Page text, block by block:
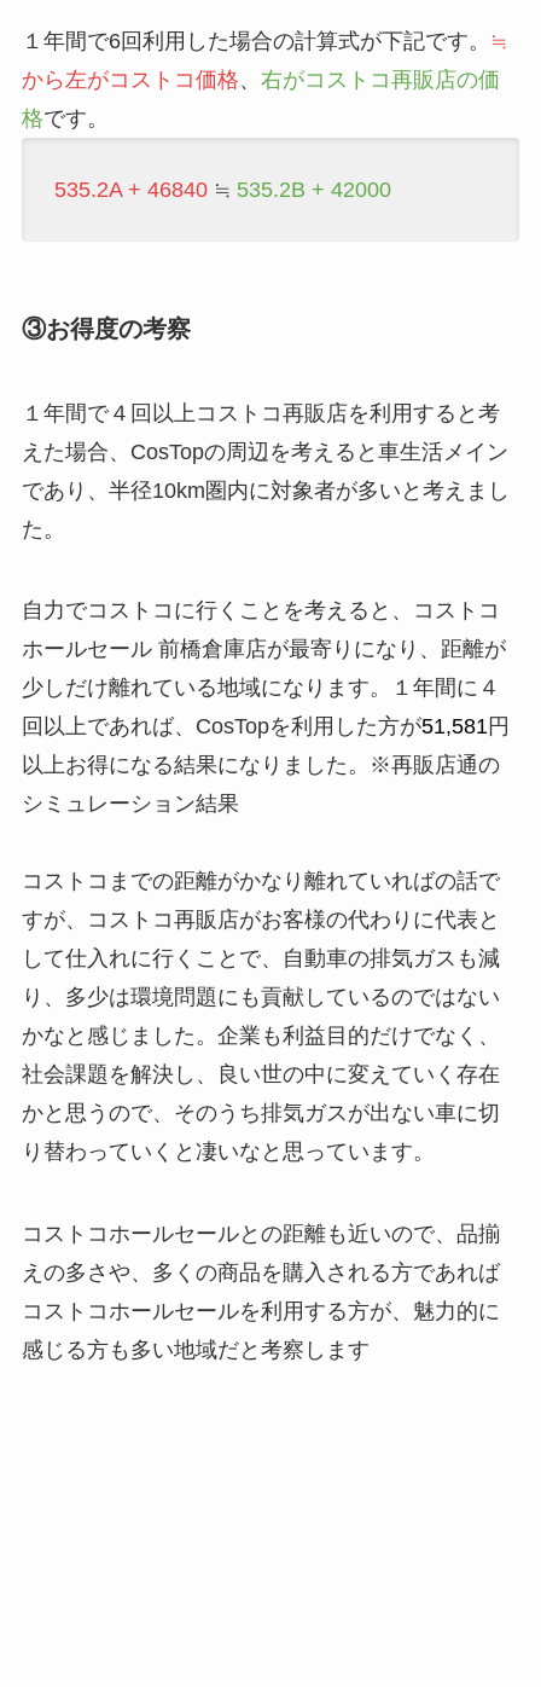
１年間で6回利用した場合の計算式が下記です。
≒
から左がコストコ価格、 右がコストコ再販店の価
格です。
535.2A + 46840≒ 535.2B + 42000
③お得度の考察
１年間で４回以上コストコ再販店を利用すると考
えた場合、CosTopの周辺を考えると車生活メイン
であり、半径10km圏内に対象者が多いと考えまし
た。
自力でコストコに行くことを考えると、コストコ
ホールセール 前橋倉庫店が最寄りになり、距離が
少しだけ離れている地域になります。１年間に４
回以上であれば、CosTopを利用した方が51,581円
以上お得になる結果になりました。※再販店通の
シミュレーション結果
コストコまでの距離がかなり離れていればの話で
すが、コストコ再販店がお客様の代わりに代表と
して仕入れに行くことで、自動車の排気ガスも減
り、多少は環境問題にも貢献しているのではない
かなと感じました。企業も利益目的だけでなく、
社会課題を解決し、良い世の中に変えていく存在
かと思うので、そのうち排気ガスが出ない車に切
り替わっていくと凄いなと思っています。
コストコホールセールとの距離も近いので、品揃
えの多さや、多くの商品を購入される方であれば
コストコホールセールを利用する方が、魅力的に
感じる方も多い地域だと考察します